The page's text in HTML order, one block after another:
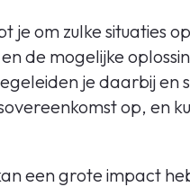
je om zulke situaties
de mogelijke
je daarbij en
op, en
een grote impact